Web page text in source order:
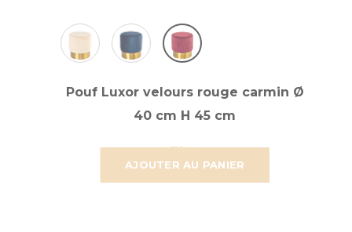
AJOUTER AU PANIER
Pouf Luxor velours rouge carmin Ø
40 cm H 45 cm
58,921 € 49,101 €